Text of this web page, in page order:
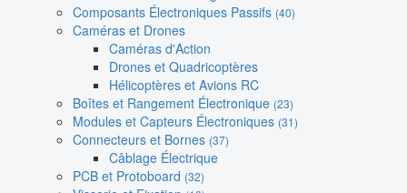
Composants Électroniques Passifs (40)
Caméras et Drones
Caméras d'Action
Drones et Quadricoptères
Hélicoptères et Avions RC
Boîtes et Rangement Électronique (23)
Modules et Capteurs Électroniques (31)
Connecteurs et Bornes (37)
Câblage Électrique
PCB et Protoboard (32)